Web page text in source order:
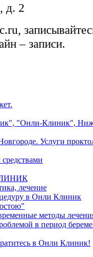
д. 2
– записи.
"Онли-Клиник",
Услуги
лечение
в Онли Клиник
методы
в период
в Онли Клиник!